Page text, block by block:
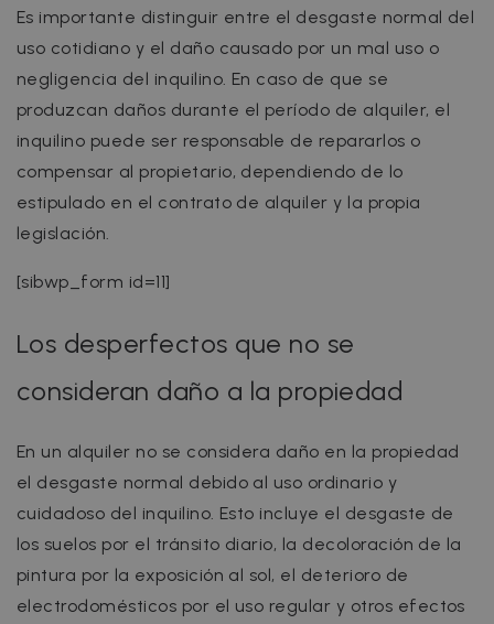
Es importante distinguir entre el desgaste normal del
uso cotidiano y el daño causado por un mal uso o
negligencia del inquilino. En caso de que se
produzcan daños durante el período de alquiler, el
inquilino puede ser responsable de repararlos o
compensar al propietario, dependiendo de lo
estipulado en el contrato de alquiler y la propia
legislación.
[sibwp_form id=11]
Los desperfectos que no se
consideran daño a la propiedad
En un alquiler no se considera daño en la propiedad
el desgaste normal debido al uso ordinario y
cuidadoso del inquilino. Esto incluye el desgaste de
los suelos por el tránsito diario, la decoloración de la
pintura por la exposición al sol, el deterioro de
electrodomésticos por el uso regular y otros efectos